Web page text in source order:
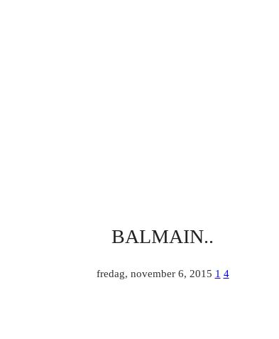
BALMAIN..
fredag, november 6, 2015 1 4